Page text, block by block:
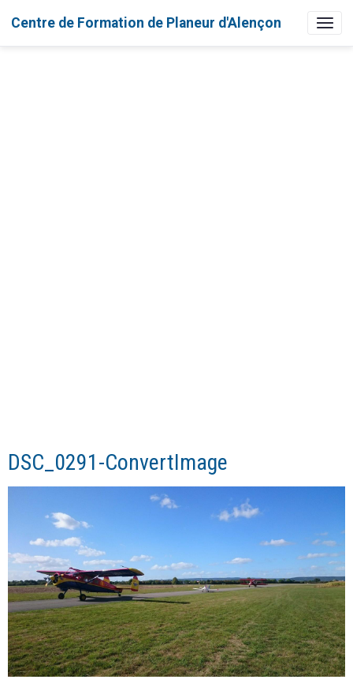
Centre de Formation de Planeur d'Alençon
DSC_0291-ConvertImage